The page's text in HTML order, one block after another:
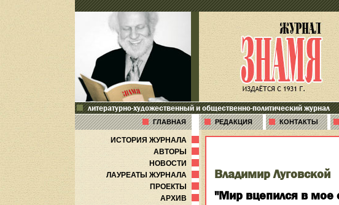
литературно-художественный и общественно-политический журнал
ГЛАВНАЯ РЕДАКЦИЯ КОНТАКТЫ
ИСТОРИЯ ЖУРНАЛА
АВТОРЫ
НОВОСТИ
ЛАУРЕАТЫ ЖУРНАЛА
ПРОЕКТЫ
АРХИВ
Владимир Луговской
"Мир вцепился в мое